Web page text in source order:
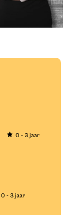
0 - 3 jaar
0 - 3 jaar